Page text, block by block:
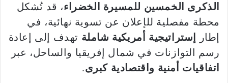
الذكرى الخمسين للمسيرة الخضراء، قد تُشكل
محطة مفصلية للإعلان عن تسوية نهائية، في
إطار
إستراتيجية أمريكية شاملة تهدف إلى إعادة
رسم التوازنات في شمال إفريقيا والساحل، عبر
اتفاقيات أمنية واقتصادية كبرى.